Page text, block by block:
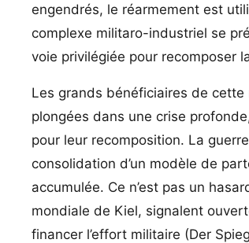
engendrés, le réarmement est
complexe militaro-industriel se
voie privilégiée pour recomposer
Les grands bénéficiaires de
plongées dans une crise
pour leur recomposition. La
consolidation d’un modèle de
accumulée. Ce n’est pas un
mondiale de Kiel, signalent
financer l’effort militaire (Der